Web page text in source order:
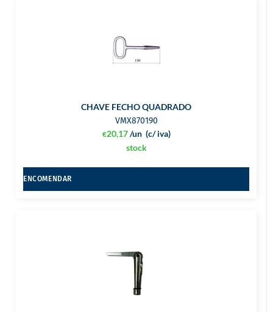
CHAVE FECHO QUADRADO
VMX870190
€20,17 (c/ iva)
/un
stock
ENCOMENDAR